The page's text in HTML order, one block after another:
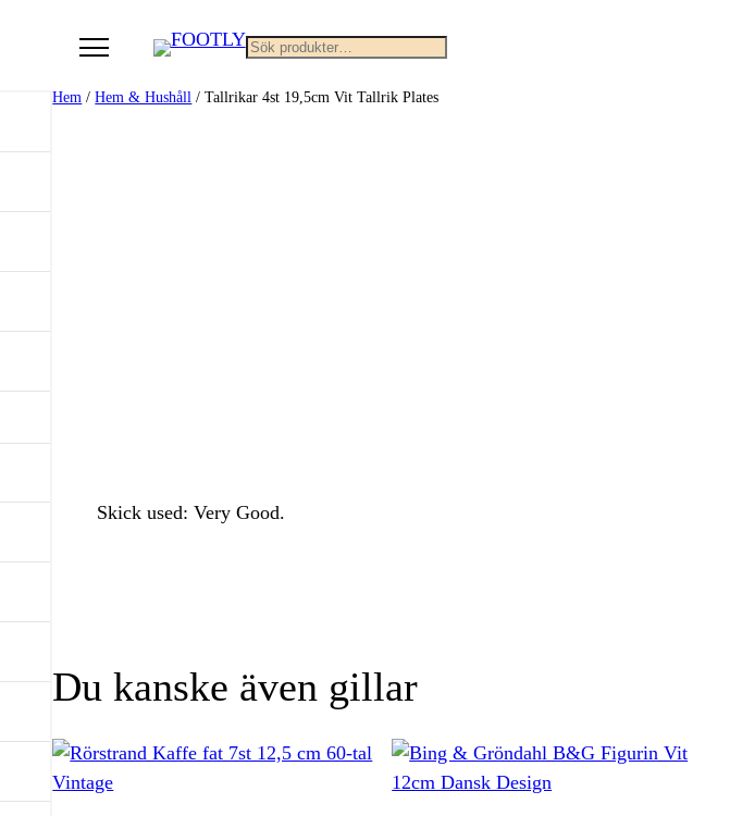
Sök
Hem /Hem & Hushåll / Tallrikar 4st 19,5cm Vit Tallrik Plates
Skick used: Very Good.
Du kanske även gillar